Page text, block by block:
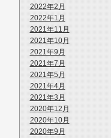
2022年2月
2022年1月
2021年11月
2021年10月
2021年9月
2021年7月
2021年5月
2021年4月
2021年3月
2020年12月
2020年10月
2020年9月